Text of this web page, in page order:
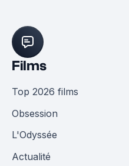
Films
Top 2026 films
Obsession
L'Odyssée
Actualité